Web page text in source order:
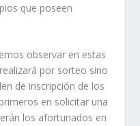
que poseen
observar en estas
por sorteo sino
de inscripción de los
en solicitar una
los afortunados en